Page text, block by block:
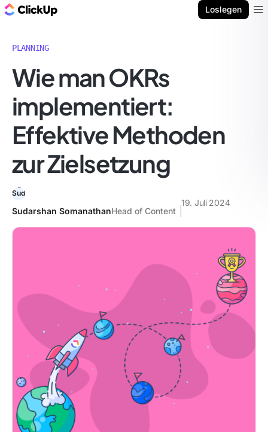
Loslegen
PLANNING
Wie man OKRs
implementiert:
Effektive Methoden
zur Zielsetzung
Sudarshan SomanathanHead of Content
19. Juli 2024